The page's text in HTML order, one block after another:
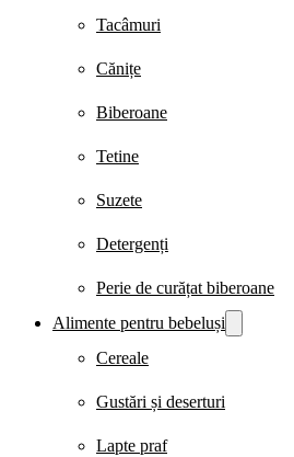
Tacâmuri
Cănițe
Biberoane
Tetine
Suzete
Detergenți
Perie de curățat biberoane
Alimente pentru bebeluși
Cereale
Gustări și deserturi
Lapte praf